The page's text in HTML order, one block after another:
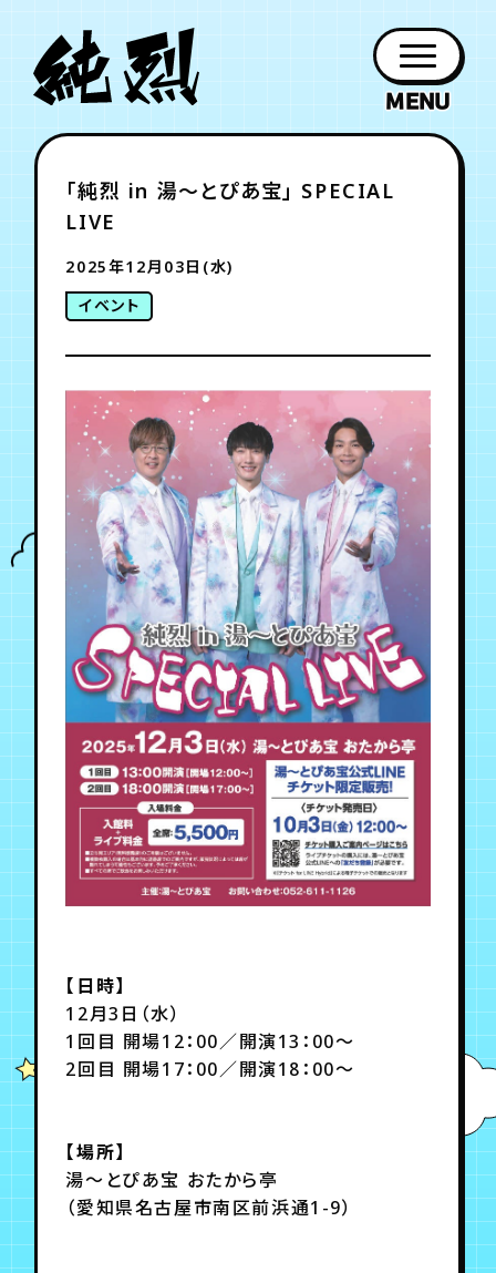
お知らせ 日程 チケット
紹介 作品 日記
グッズ ホーム
ファン
年会員制ファンクラブ
会員登録 ログイン
チケット
TICKET
お知らせ
FC NEWS
ムービー
MOVIE
会員登録 ログイン
チケット
月会員制ファンクラブ
「純烈 in 湯～とぴあ宝」 SPECIAL
LIVE
2025年12月03日(水)
イベント
【日時】
12月3日（水）
1回目 開場12：00／開演13：00～
2回目 開場17：00／開演18：00～
【場所】
湯～とぴあ宝 おたから亭
（愛知県名古屋市南区前浜通1-9）